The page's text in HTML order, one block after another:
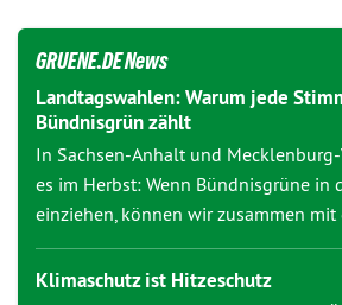
GRUENE.DE News
Landtagswahlen: Warum jede
Bündnisgrün zählt
In Sachsen-Anhalt und
es im Herbst: Wenn Bündnisgrüne in
einziehen, können wir zusammen mit
Klimaschutz ist Hitzeschutz